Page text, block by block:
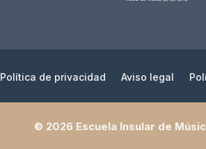
Política de privacidad Aviso legal
© 2026 Escuela Insular de